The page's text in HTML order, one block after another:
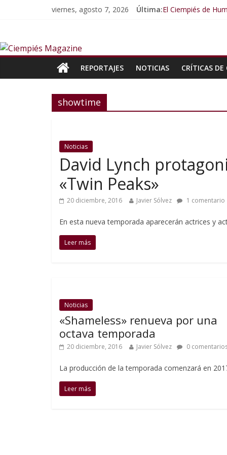
viernes, agosto 7, 2026 Última:El Ciempiés de
El Ciempiés de
REPORTAJES
NOTICIAS CRÍTICAS DE
showtime
Noticias
David Lynch
«Twin Peaks»
20 diciembre, 2016 Javier Sólvez 1 comentario
En esta nueva temporada aparecerán actrices y
Leer más
Noticias
«Shameless» renueva por una
octava temporada
20 diciembre, 2016 Javier Sólvez 0
La producción de la temporada comenzará en
Leer más